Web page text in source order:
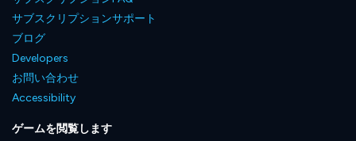
サブスクリプションサポート
ブログ
Developers
お問い合わせ
Accessibility
ゲームを閲覧します